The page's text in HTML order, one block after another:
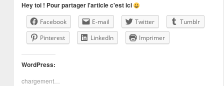
Hey toi ! Pour partager l'article c'est ici
Facebook E-mail Twitter
Tumblr
Pinterest
LinkedIn Imprimer
WordPress:
chargement…